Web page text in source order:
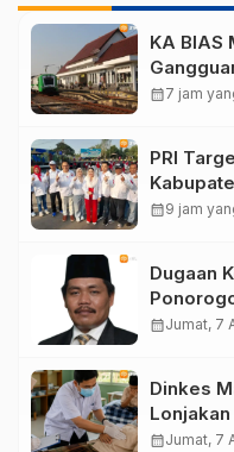
KA BIAS
calendar_month7 jam
PRI
DPR RI
calendar_month9 jam
Dugaan
Magetan
calendar_monthJumat, 7
Dinkes
Lakukan
calendar_monthJumat, 7